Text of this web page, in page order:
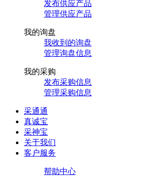
发布供应产品
管理供应产品
我的询盘
我收到的询盘
管理询盘信息
我的采购
发布采购信息
管理采购信息
采通通
真诚宝
采神宝
关于我们
客户服务
帮助中心